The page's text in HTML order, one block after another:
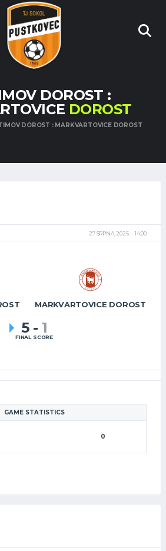
DOROST :
DOROST
DOROST : MARKVARTOVICE DOROST
27 SRPNA, 2025 14:00
MARKVARTOVICE DOROST
5 - 1
FINAL SCORE
GAME STATISTICS
0